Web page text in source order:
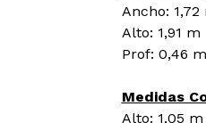
Ancho: 1,72
Alto: 1,91 m
Prof: 0,46 m
Medidas
Alto: 1,05 m